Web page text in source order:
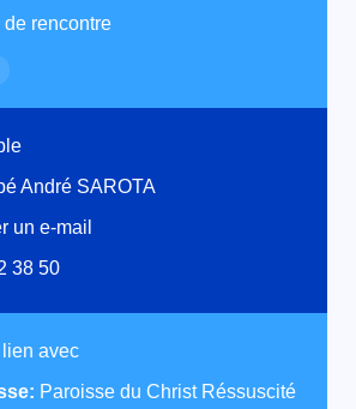
de rencontre
André SAROTA
un e-mail
38 50
avec
Paroisse du Christ Réssuscité